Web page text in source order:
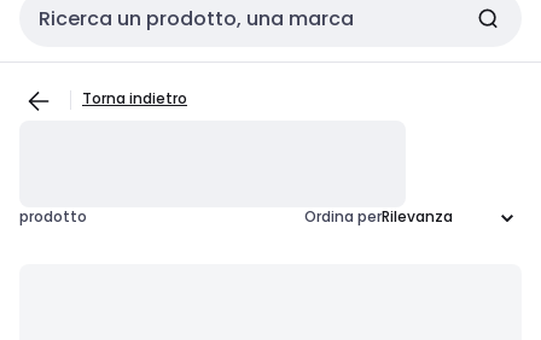
Cerca input
Torna indietro
prodotto Ordina per